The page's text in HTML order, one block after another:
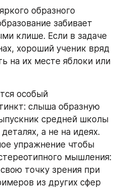
образного
забивает
клише. Если в задаче
хороший ученик вряд
на их месте яблоки или
особый
слыша образную
средней школы
а не на идеях.
упражнение чтобы
мышления:
точку зрения при
из других сфер